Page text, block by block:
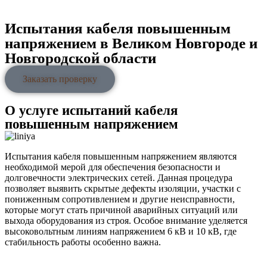
Испытания кабеля повышенным
напряжением в Великом Новгороде и
Новгородской области
Заказать проверку
О услуге испытаний кабеля
повышенным напряжением
Испытания кабеля повышенным напряжением являются
необходимой мерой для обеспечения безопасности и
долговечности электрических сетей. Данная процедура
позволяет выявить скрытые дефекты изоляции, участки с
пониженным сопротивлением и другие неисправности,
которые могут стать причиной аварийных ситуаций или
выхода оборудования из строя. Особое внимание уделяется
высоковольтным линиям напряжением 6 кВ и 10 кВ, где
стабильность работы особенно важна.